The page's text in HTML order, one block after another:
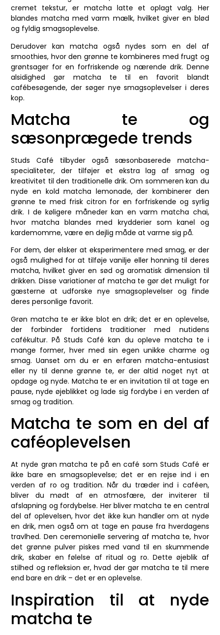
cremet tekstur, er matcha latte et oplagt valg. Her
blandes matcha med varm mælk, hvilket giver en blød
og fyldig smagsoplevelse.
Derudover kan matcha også nydes som en del af
smoothies, hvor den grønne te kombineres med frugt og
grøntsager for en forfriskende og nærende drik. Denne
alsidighed gør matcha te til en favorit blandt
cafébesøgende, der søger nye smagsoplevelser i deres
kop.
Matcha te og
sæsonprægede trends
Studs Café tilbyder også sæsonbaserede matcha-
specialiteter, der tilføjer et ekstra lag af smag og
kreativitet til den traditionelle drik. Om sommeren kan du
nyde en kold matcha lemonade, der kombinerer den
grønne te med frisk citron for en forfriskende og syrlig
drik. I de køligere måneder kan en varm matcha chai,
hvor matcha blandes med krydderier som kanel og
kardemomme, være en dejlig måde at varme sig på.
For dem, der elsker at eksperimentere med smag, er der
også mulighed for at tilføje vanilje eller honning til deres
matcha, hvilket giver en sød og aromatisk dimension til
drikken. Disse variationer af matcha te gør det muligt for
gæsterne at udforske nye smagsoplevelser og finde
deres personlige favorit.
Grøn matcha te er ikke blot en drik; det er en oplevelse,
der forbinder fortidens traditioner med nutidens
cafékultur. På Studs Café kan du opleve matcha te i
mange former, hver med sin egen unikke charme og
smag. Uanset om du er en erfaren matcha-entusiast
eller ny til denne grønne te, er der altid noget nyt at
opdage og nyde. Matcha te er en invitation til at tage en
pause, nyde øjeblikket og lade sig fordybe i en verden af
smag og tradition.
Matcha te som en del af
caféoplevelsen
At nyde grøn matcha te på en café som Studs Café er
ikke bare en smagsoplevelse; det er en rejse ind i en
verden af ro og tradition. Når du træder ind i caféen,
bliver du mødt af en atmosfære, der inviterer til
afslapning og fordybelse. Her bliver matcha te en central
del af oplevelsen, hvor det ikke kun handler om at nyde
en drik, men også om at tage en pause fra hverdagens
travlhed. Den ceremonielle servering af matcha te, hvor
det grønne pulver piskes med vand til en skummende
drik, skaber en følelse af ritual og ro. Dette øjeblik af
stilhed og refleksion er, hvad der gør matcha te til mere
end bare en drik – det er en oplevelse.
Inspiration til at nyde
matcha te